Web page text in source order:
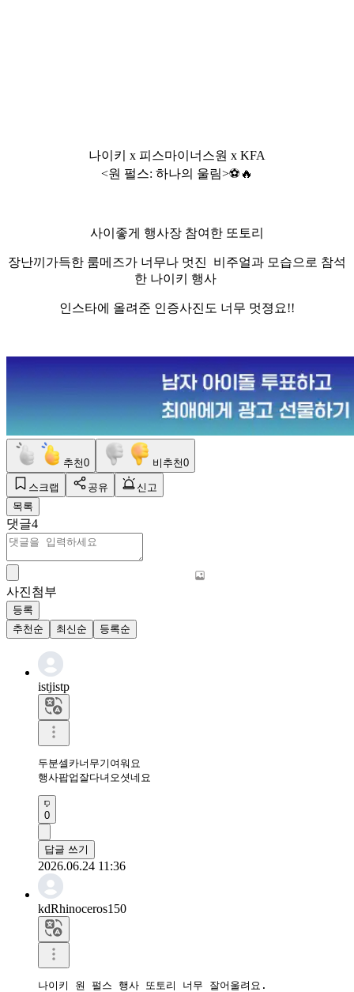
나이키 x 피스마이너스원 x KFA
<원 펄스: 하나의 울림>⚽️🔥
사이좋게 행사장 참여한 또토리
장난끼가득한 룸메즈가 너무나 멋진 비주얼과 모습으로 참석
한 나이키 행사
인스타에 올려준 인증사진도 너무 멋졍요!!
추천0 비추천0
스크랩 공유
신고
목록
댓글4
사진첨부
등록
추천순
최신순 등록순
istjistp
두분셀카너무기여워요
행사팝업잘다녀오셧네요
0
답글 쓰기
2026.06.24 11:36
kdRhinoceros150
나이키 원 펄스 행사 또토리 너무 잘어울려요.